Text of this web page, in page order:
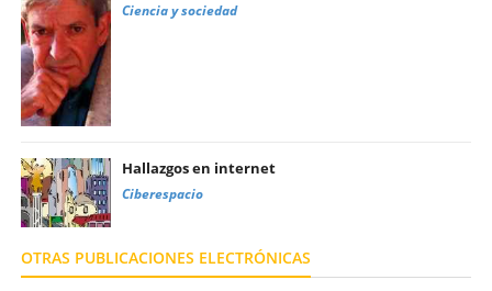
Ciencia y sociedad
Hallazgos en internet
Ciberespacio
OTRAS PUBLICACIONES ELECTRÓNICAS